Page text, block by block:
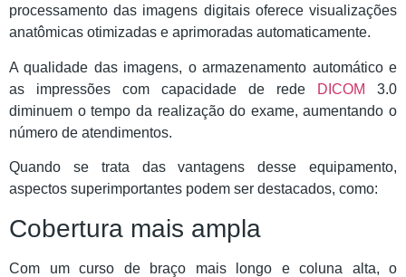
processamento das imagens digitais oferece visualizações
anatômicas otimizadas e aprimoradas automaticamente.
A qualidade das imagens, o armazenamento automático e
as impressões com capacidade de rede
DICOM
3.0
diminuem o tempo da realização do exame, aumentando o
número de atendimentos.
Quando se trata das vantagens desse equipamento,
aspectos superimportantes podem ser destacados, como:
Cobertura mais ampla
Com um curso de braço mais longo e coluna alta, o